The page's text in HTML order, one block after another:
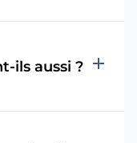
ils aussi ? add